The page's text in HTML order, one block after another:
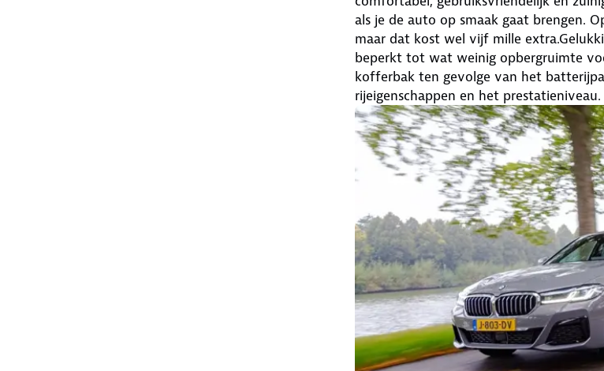
als je de auto op smaak gaat brengen.
maar dat kost wel vijf mille
beperkt tot wat weinig opbergruimte
kofferbak ten gevolge van het
rijeigenschappen en het prestatieniveau.